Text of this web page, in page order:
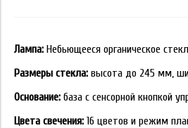
Лампа: Небьющееся органическое
Размеры стекла: высота до 245 мм,
Основание: база с сенсорной кнопкой
Цвета свечения: 16 цветов и режим